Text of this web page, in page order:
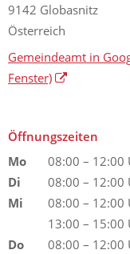
9142 Globasnitz
Österreich
Gemeindeamt in
Fenster)
Öffnungszeiten
Mo
08:00 – 12:00
Di
08:00 – 12:00
Mi
08:00 – 12:00
13:00 – 15:00
Do
08:00 – 12:00